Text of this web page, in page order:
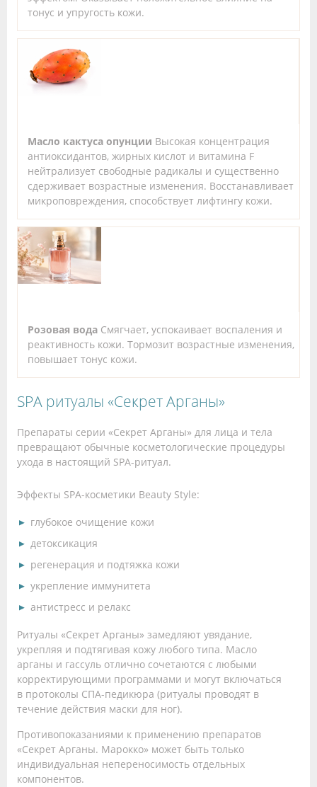
тонус и упругость кожи.
Масло кактуса опунции Высокая концентрация
антиоксидантов, жирных кислот и витамина F
нейтрализует свободные радикалы и существенно
сдерживает возрастные изменения. Восстанавливает
микроповреждения, способствует лифтингу кожи.
Розовая вода Смягчает, успокаивает воспаления и
реактивность кожи. Тормозит возрастные изменения,
повышает тонус кожи.
SPA ритуалы «Секрет Арганы»
Препараты серии «Секрет Арганы» для лица и тела
превращают обычные косметологические процедуры
ухода в настоящий SPA-ритуал.
Эффекты SPA-косметики Beauty Style:
глубокое очищение кожи
детоксикация
регенерация и подтяжка кожи
укрепление иммунитета
антистресс и релакс
Ритуалы «Секрет Арганы» замедляют увядание,
укрепляя и подтягивая кожу любого типа. Масло
арганы и гассуль отлично сочетаются с любыми
корректирующими программами и могут включаться
в протоколы СПА-педикюра (ритуалы проводят в
течение действия маски для ног).
Противопоказаниями к применению препаратов
«Секрет Арганы. Марокко» может быть только
индивидуальная непереносимость отдельных
компонентов.